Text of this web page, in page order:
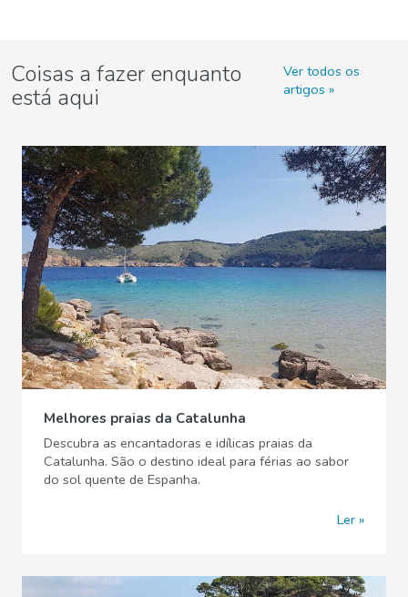
Coisas a fazer enquanto
está aqui
Ver todos os
artigos
Melhores praias da Catalunha
Descubra as encantadoras e idílicas praias da
Catalunha. São o destino ideal para férias ao sabor
do sol quente de Espanha.
Ler